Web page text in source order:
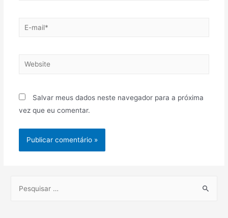
E-
Website
Salvar meus dados neste navegador para a próxima
vez que eu comentar.